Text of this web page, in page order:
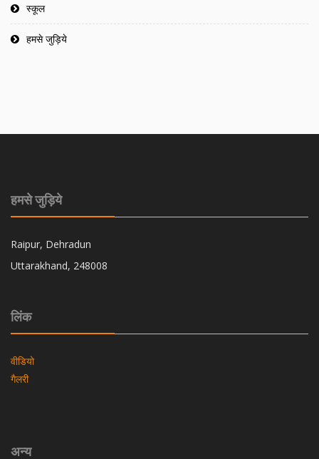
स्कूल
हमसे जुड़िये
हमसे जुड़िये
Raipur, Dehradun
Uttarakhand, 248008
लिंक
वीडियो
गैलरी
अन्य